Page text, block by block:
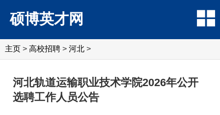
硕博英才网
主页 > 高校招聘 > 河北 >
河北轨道运输职业技术学院2026年公开
选聘工作人员公告